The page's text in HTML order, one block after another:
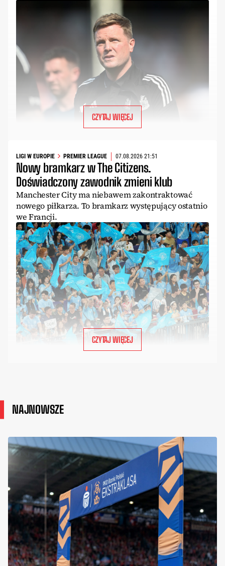
CZYTAJ WIĘCEJ
LIGI W EUROPIE PREMIER LEAGUE 07.08.2026 21:51
Nowy bramkarz w The Citizens.
Doświadczony zawodnik zmieni klub
Manchester City ma niebawem zakontraktować
nowego piłkarza. To bramkarz występujący ostatnio
we Francji.
CZYTAJ WIĘCEJ
NAJNOWSZE